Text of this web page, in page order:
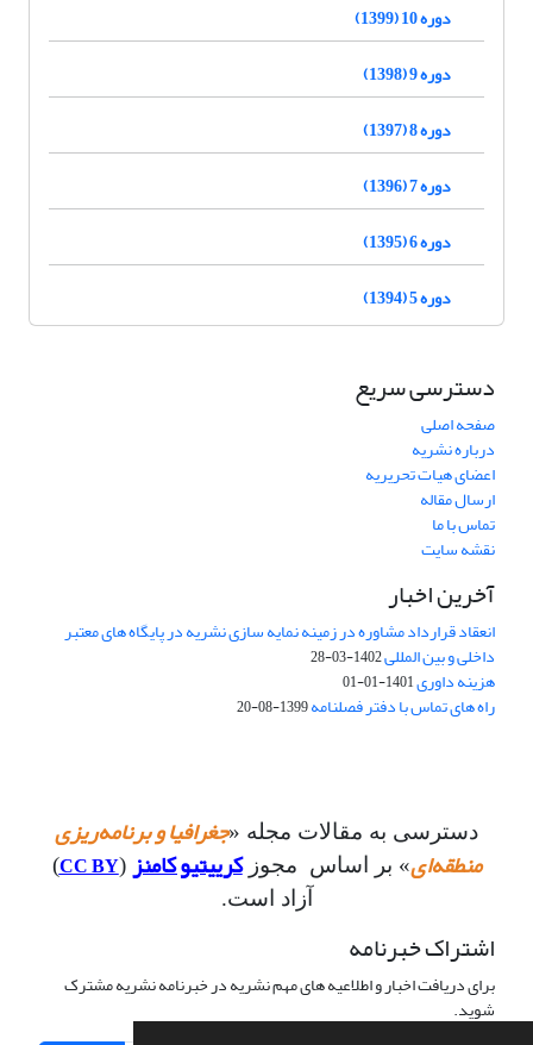
دوره 10 (1399)
دوره 9 (1398)
دوره 8 (1397)
دوره 7 (1396)
دوره 6 (1395)
دوره 5 (1394)
دسترسی سریع
صفحه اصلی
درباره نشریه
اعضای هیات تحریریه
ارسال مقاله
تماس با ما
نقشه سایت
آخرین اخبار
انعقاد قرارداد مشاوره در زمینه نمایه سازی نشریه در پایگاه های معتبر
داخلی و بین المللی1402-03-28
هزینه داوری1401-01-01
راه های تماس با دفتر فصلنامه1399-08-20
دسترسی به مقالات مجله «جغرافیا و برنامه‌ریزی
منطقه‌ای» بر اساس مجوزکرییتیو کامنز (
CC BY
)
آزاد است.
اشتراک خبرنامه
برای دریافت اخبار و اطلاعیه های مهم نشریه در خبرنامه نشریه مشترک
شوید.